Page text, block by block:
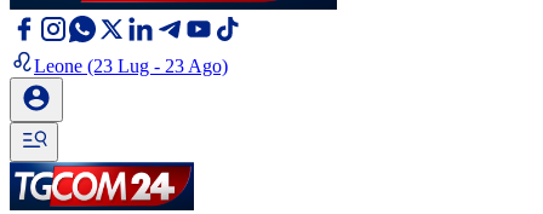
Leone (23 Lug - 23 Ago)